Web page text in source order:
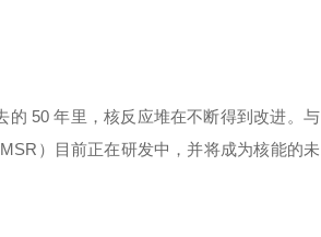
50 年里，核反应堆在不断得到改进。与
）目前正在研发中，并将成为核能的未